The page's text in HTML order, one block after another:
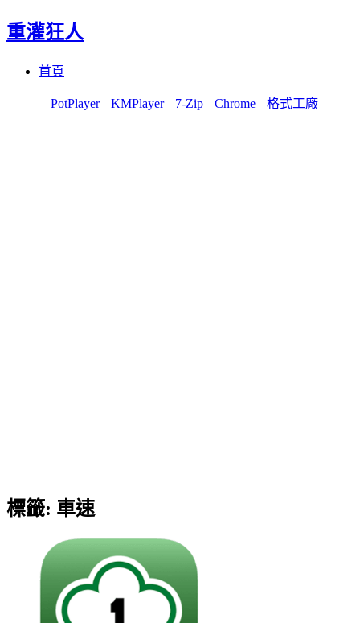
重灌狂人
首頁
PotPlayer KMPlayer 7-Zip Chrome 格式工廠
標籤: 車速